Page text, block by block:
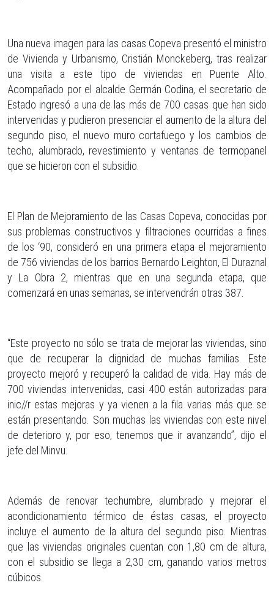
Una nueva imagen para las casas Copeva presentó el ministro
de Vivienda y Urbanismo, Cristián Monckeberg, tras realizar
una visita a este tipo de viviendas en Puente Alto.
Acompañado por el alcalde Germán Codina, el secretario de
Estado ingresó a una de las más de 700 casas que han sido
intervenidas y pudieron presenciar el aumento de la altura del
segundo piso, el nuevo muro cortafuego y los cambios de
techo, alumbrado, revestimiento y ventanas de termopanel
que se hicieron con el subsidio.
El Plan de Mejoramiento de las Casas Copeva, conocidas por
sus problemas constructivos y filtraciones ocurridas a fines
de los ‘90, consideró en una primera etapa el mejoramiento
de 756 viviendas de los barrios Bernardo Leighton, El Duraznal
y La Obra 2, mientras que en una segunda etapa, que
comenzará en unas semanas, se intervendrán otras 387.
“Este proyecto no sólo se trata de mejorar las viviendas, sino
que de recuperar la dignidad de muchas familias. Este
proyecto mejoró y recuperó la calidad de vida. Hay más de
700 viviendas intervenidas, casi 400 están autorizadas para
inic//r estas mejoras y ya vienen a la fila varias más que se
están presentando. Son muchas las viviendas con este nivel
de deterioro y, por eso, tenemos que ir avanzando”, dijo el
jefe del Minvu.
Además de renovar techumbre, alumbrado y mejorar el
acondicionamiento térmico de éstas casas, el proyecto
incluye el aumento de la altura del segundo piso. Mientras
que las viviendas originales cuentan con 1,80 cm de altura,
con el subsidio se llega a 2,30 cm, ganando varios metros
cúbicos.